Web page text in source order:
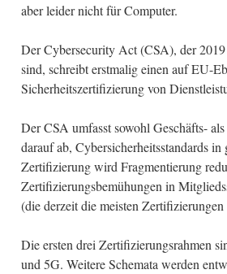
aber leider nicht für Computer.
Der Cybersecurity Act (CSA), der
sind, schreibt erstmalig einen auf EU-
Sicherheitszertifizierung von
Der CSA umfasst sowohl Geschäfts-
darauf ab, Cybersicherheitsstandards
Zertifizierung wird Fragmentierung
Zertifizierungsbemühungen in
(die derzeit die meisten
Die ersten drei Zertifizierungsrahmen
und 5G. Weitere Schemata werden